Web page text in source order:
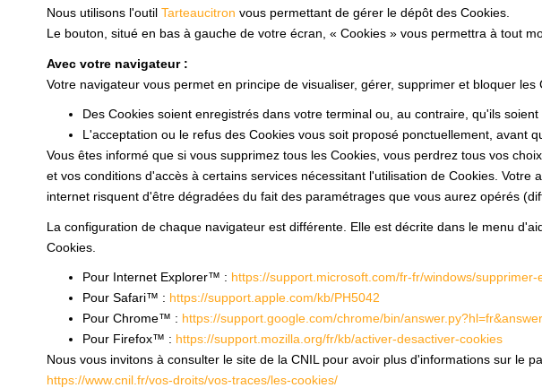
Nous utilisons l'outil Tarteaucitron vous permettant de gérer le dépôt des Cookies.
Le bouton, situé en bas à gauche de votre écran, « Cookies » vous permettra à tout
Avec votre navigateur :
Votre navigateur vous permet en principe de visualiser, gérer, supprimer et bloquer
Des Cookies soient enregistrés dans votre terminal ou, au contraire, qu'ils
L'acceptation ou le refus des Cookies vous soit proposé ponctuellement, avant
Vous êtes informé que si vous supprimez tous les Cookies, vous perdrez tous vos
et vos conditions d'accès à certains services nécessitant l'utilisation de Cookies.
internet risquent d'être dégradées du fait des paramétrages que vous aurez opérés
La configuration de chaque navigateur est différente. Elle est décrite dans le menu
Cookies.
Pour Internet Explorer™ : https://support.microsoft.com/fr-fr/windows/
Pour Safari™ : https://support.apple.com/kb/PH5042
Pour Chrome™ : https://support.google.com/chrome/bin/
Pour Firefox™ : https://support.mozilla.org/fr/kb/activer-desactiver-cookies
Nous vous invitons à consulter le site de la CNIL pour avoir plus d'informations sur le
https://www.cnil.fr/vos-droits/vos-traces/les-cookies/